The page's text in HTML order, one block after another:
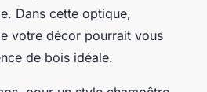
Dans cette optique,
votre décor pourrait vous
de bois idéale.